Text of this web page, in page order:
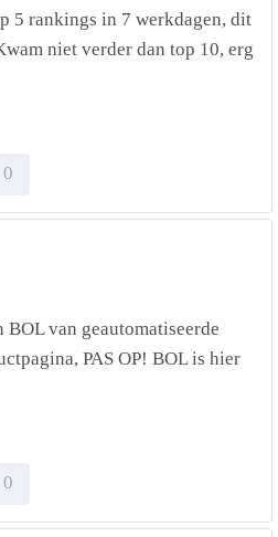
5 rankings in 7 werkdagen, dit
niet verder dan top 10, erg
0
van geautomatiseerde
PAS OP! BOL is hier
0